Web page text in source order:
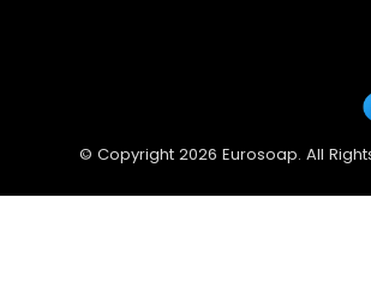
© Copyright 2026 Eurosoap. All